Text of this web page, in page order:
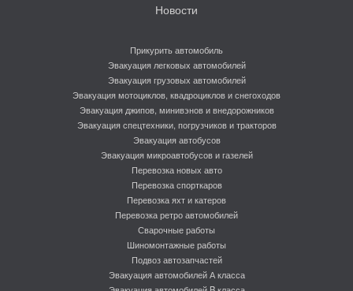
Новости
Прикурить автомобиль
Эвакуация легковых автомобилей
Эвакуация грузовых автомобилей
Эвакуация мотоциклов, квадроциклов и снегоходов
Эвакуация джипов, минивэнов и внедорожников
Эвакуация спецтехники, погрузчиков и тракторов
Эвакуация автобусов
Эвакуация микроавтобусов и газелей
Перевозка новых авто
Перевозка спорткаров
Перевозка яхт и катеров
Перевозка ретро автомобилей
Сварочные работы
Шиномонтажные работы
Подвоз автозапчастей
Эвакуация автомобилей А класса